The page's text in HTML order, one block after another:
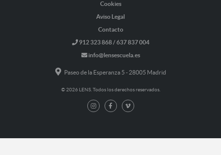
Cookies
Aviso Legal
Contacto
912 323 868 / 637 837 004
info@lensescuela.es
Paseo de la Esperanza 5 - 28005 Madrid
© 2026 LENS. Todos los derechos reservados.